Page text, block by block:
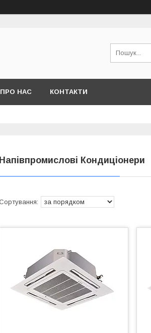
ПРО НАС КОНТАКТИ
Напівпромислові Кондиціонери